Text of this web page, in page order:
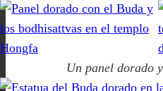
Un panel dorado